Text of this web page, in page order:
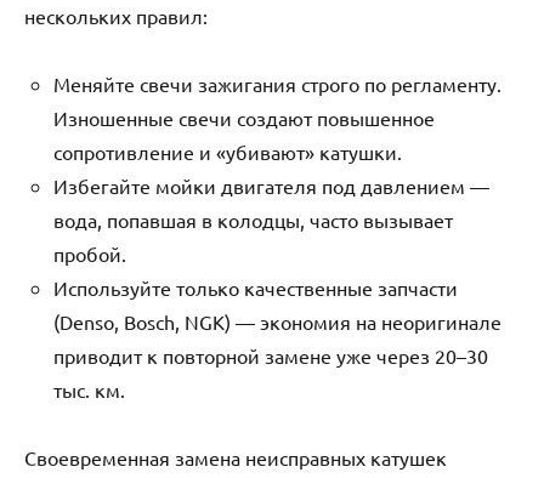
нескольких правил:
Меняйте свечи зажигания строго по регламенту.
Изношенные свечи создают повышенное
сопротивление и «убивают» катушки.
Избегайте мойки двигателя под давлением —
вода, попавшая в колодцы, часто вызывает
пробой.
Используйте только качественные запчасти
(Denso, Bosch, NGK) — экономия на неоригинале
приводит к повторной замене уже через 20–30
тыс. км.
Своевременная замена неисправных катушек